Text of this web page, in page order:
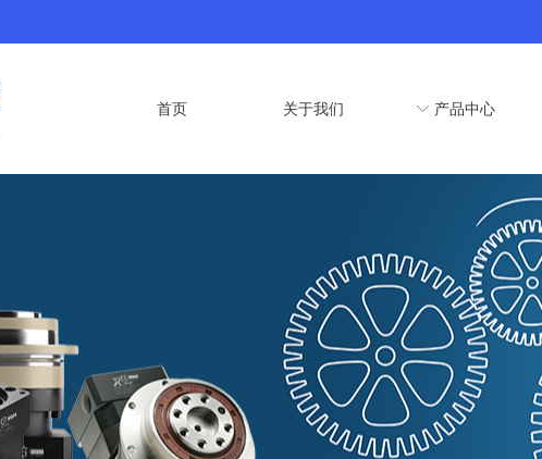
首页 关于我们 ꀅ 产品中心